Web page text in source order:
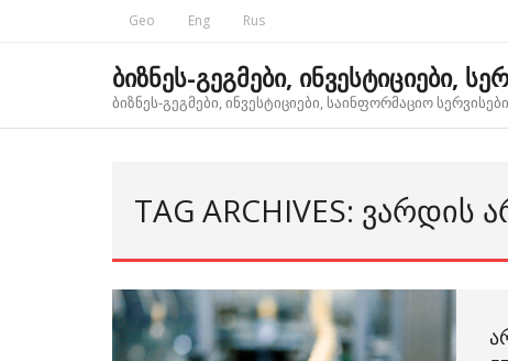
Geo Eng Rus
ბიზნეს-გეგმები, ინვესტიციები,
ბიზნეს-გეგმები, ინვესტიციები, საინფორმაციო
TAG ARCHIVES: ᲕᲐᲠᲓᲘᲡ